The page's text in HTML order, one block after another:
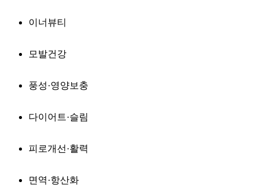
이너뷰티
모발건강
풍성·영양보충
다이어트·슬림
피로개선·활력
면역·항산화